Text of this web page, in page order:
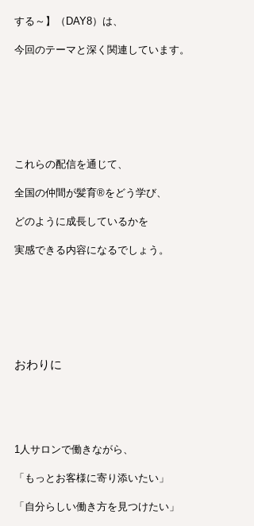
する～】（DAY8）は、
今回のテーマと深く関連しています。
これらの配信を通じて、
全国の仲間が髪育®︎をどう学び、
どのように成長しているかを
実感できる内容になるでしょう。
おわりに
1人サロンで働きながら、
「もっとお客様に寄り添いたい」
「自分らしい働き方を見つけたい」